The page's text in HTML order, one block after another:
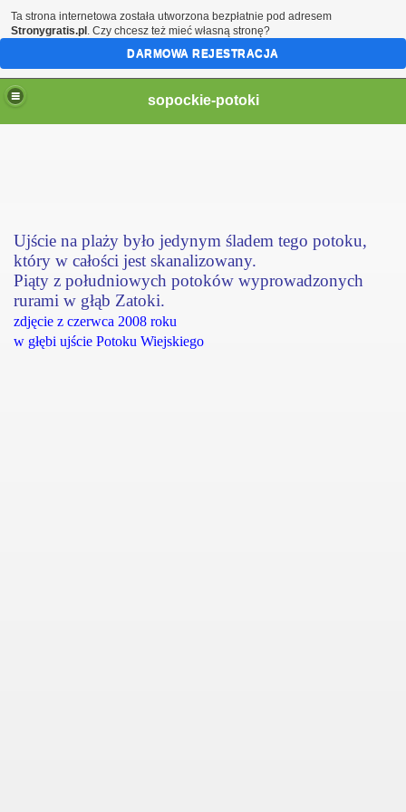
sopockie-potoki
Ujście na plaży było jedynym śladem tego potoku,
który w całości jest skanalizowany.
Piąty z południowych potoków wyprowadzonych
rurami w głąb Zatoki.
zdjęcie z czerwca 2008 roku
w głębi ujście Potoku Wiejskiego
Ta strona internetowa została utworzona bezpłatnie pod adresem
Stronygratis.pl . Czy chcesz też mieć własną stronę?
DARMOWA REJESTRACJA